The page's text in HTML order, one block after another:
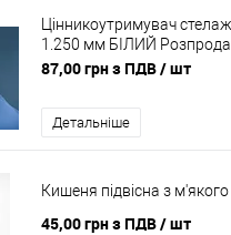
Цінникоутримувач
1.250 мм БІЛИЙ
обмежені.
87,00 грн з ПДВ/ шт
Детальніше
Кишеня підвісна з
45,00 грн з ПДВ/ шт